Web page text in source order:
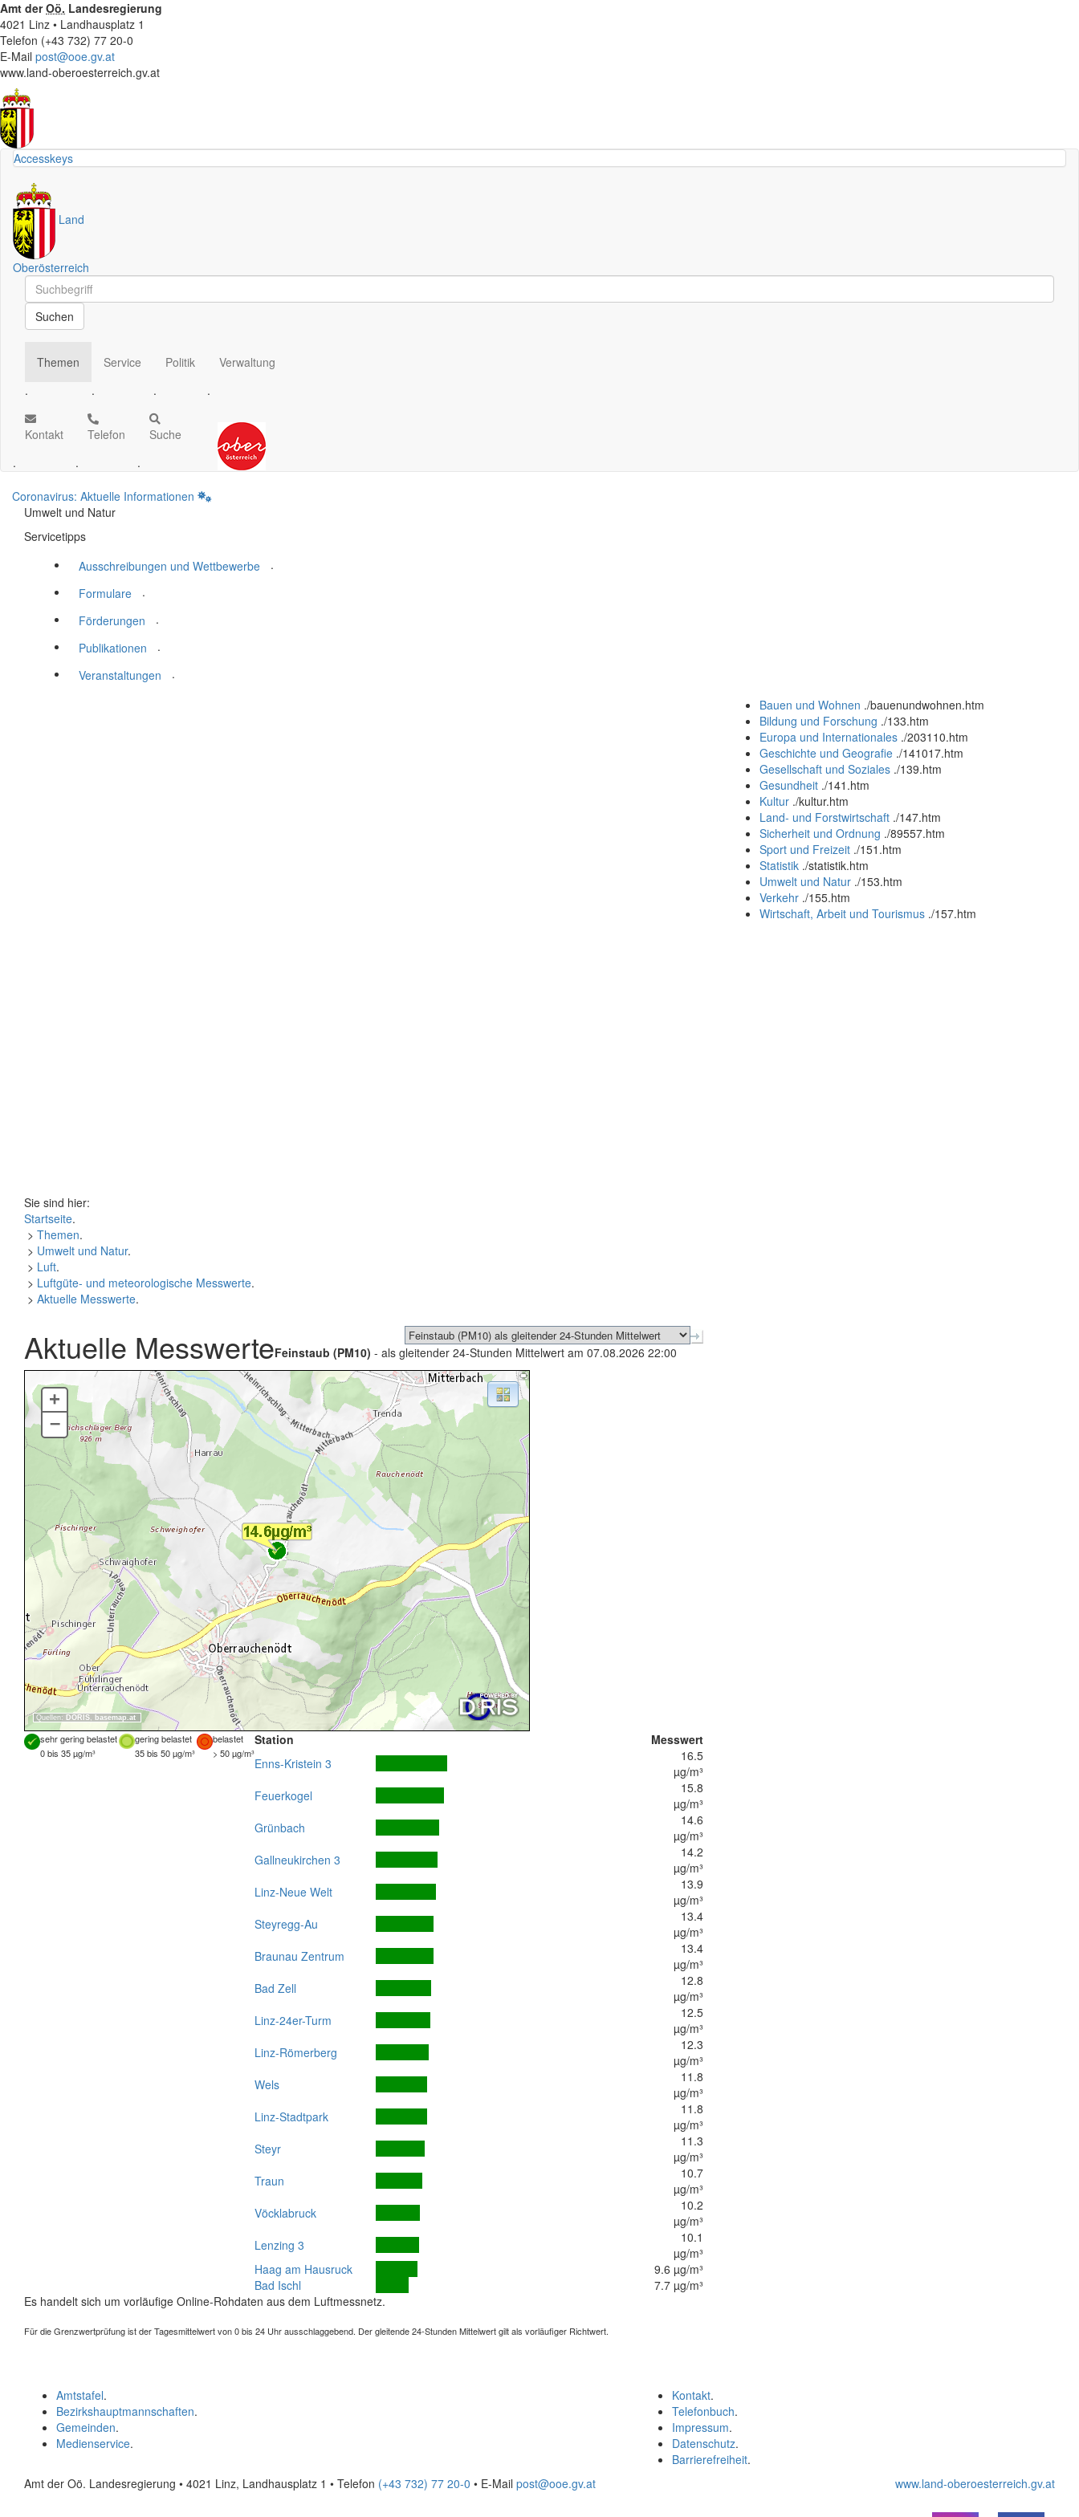
Amt derOö. Landesregierung
4021 Linz • Landhausplatz 1
Telefon (+43 732) 77 20-0
E-Mail post@ooe.gv.at
www.land-oberoesterreich.gv.at
Accesskeys
Land
Oberösterreich
Schnellsuche
Schnellsuche
Suchen
Themen
.
Service
.
Politik
.
Verwaltung
.
Kontakt
.
Telefon
.
Suche
.
Coronavirus: Aktuelle Informationen
Umwelt und Natur
Servicetipps
Ausschreibungen und Wettbewerbe
.
Formulare
.
Förderungen
.
Publikationen
.
Veranstaltungen
.
Bauen und Wohnen ./bauenundwohnen.htm
Bildung und Forschung ./133.htm
Europa und Internationales ./203110.htm
Geschichte und Geografie ./141017.htm
Gesellschaft und Soziales ./139.htm
Gesundheit ./141.htm
Kultur ./kultur.htm
Land- und Forstwirtschaft ./147.htm
Sicherheit und Ordnung ./89557.htm
Sport und Freizeit ./151.htm
Statistik ./statistik.htm
Umwelt und Natur ./153.htm
Verkehr ./155.htm
Wirtschaft, Arbeit und Tourismus ./157.htm
Sie sind hier:
Startseite.
> Themen.
> Umwelt und Natur.
> Luft.
> Luftgüte- und meteorologische Messwerte.
> Aktuelle Messwerte.
Aktuelle MesswerteFeinstaub (PM10) - als gleitender 24-Stunden Mittelwert am 07.08.2026 22:00
Quellen: DORIS, basemap.at
+
–
sehr gering belastet gering belastet
belastet
0 bis 35 µg/m³
35 bis 50 µg/m³ > 50 µg/m³
Station
Messwert
Enns-Kristein 3
16.5
µg/m³
Feuerkogel
15.8
µg/m³
Grünbach
14.6
µg/m³
Gallneukirchen 3
14.2
µg/m³
Linz-Neue Welt
13.9
µg/m³
Steyregg-Au
13.4
µg/m³
Braunau Zentrum
13.4
µg/m³
Bad Zell
12.8
µg/m³
Linz-24er-Turm
12.5
µg/m³
Linz-Römerberg
12.3
µg/m³
Wels
11.8
µg/m³
Linz-Stadtpark
11.8
µg/m³
Steyr
11.3
µg/m³
Traun
10.7
µg/m³
Vöcklabruck
10.2
µg/m³
Lenzing 3
10.1
µg/m³
Haag am Hausruck
9.6 µg/m³
Bad Ischl
7.7 µg/m³
Es handelt sich um vorläufige Online-Rohdaten aus dem Luftmessnetz.
Für die Grenzwertprüfung ist der Tagesmittelwert von 0 bis 24 Uhr ausschlaggebend. Der gleitende 24-Stunden Mittelwert gilt als vorläufiger Richtwert.
Kontakt.
Telefonbuch.
Impressum.
Datenschutz.
Barrierefreiheit.
Amtstafel.
Bezirkshauptmannschaften.
Gemeinden.
Medienservice.
Amt der Oö. Landesregierung • 4021 Linz, Landhausplatz 1 • Telefon (+43 732) 77 20-0 • E-Mail post@ooe.gv.at www.land-oberoesterreich.gv.at